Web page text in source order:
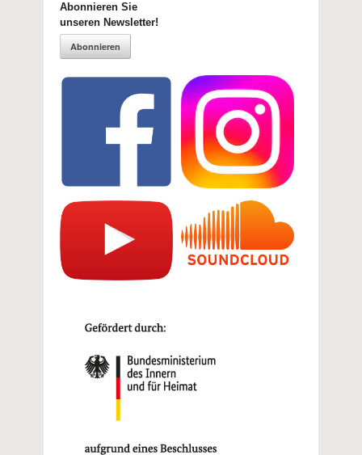
Abonnieren Sie
unseren Newsletter!
Abonnieren